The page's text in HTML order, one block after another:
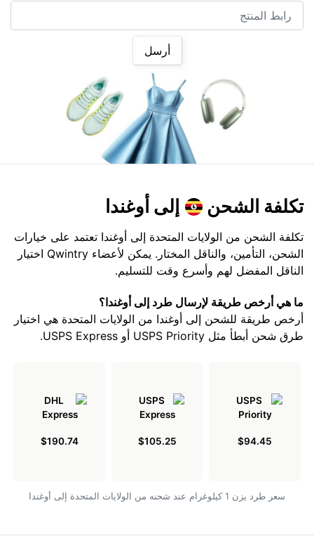
أرسل
تكلفة الشحن إلى أوغندا
تكلفة الشحن من الولايات المتحدة إلى أوغندا تعتمد على خيارات
الشحن، التأمين، والناقل المختار. يمكن لأعضاء Qwintry اختيار
الناقل المفضل لهم وأسرع وقت للتسليم.
ما هي أرخص طريقة لإرسال طرد إلى أوغندا؟
أرخص طريقة للشحن إلى أوغندا من الولايات المتحدة هي اختيار
طرق شحن أبطأ مثل USPS Priority أو USPS Express.
$94.45
$105.25
$190.74
سعر طرد يزن 1 كيلوغرام عند شحنه من الولايات المتحدة إلى أوغندا